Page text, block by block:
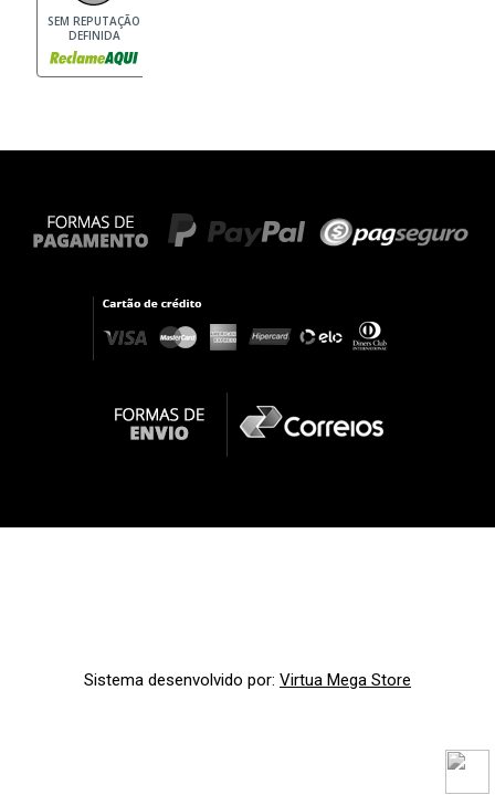
SEM REPUTAÇÃO
DEFINIDA
Sistema desenvolvido por: Virtua Mega Store